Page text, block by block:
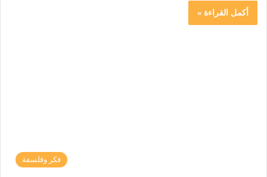
أكمل القراءة »
فكر وفلسفة